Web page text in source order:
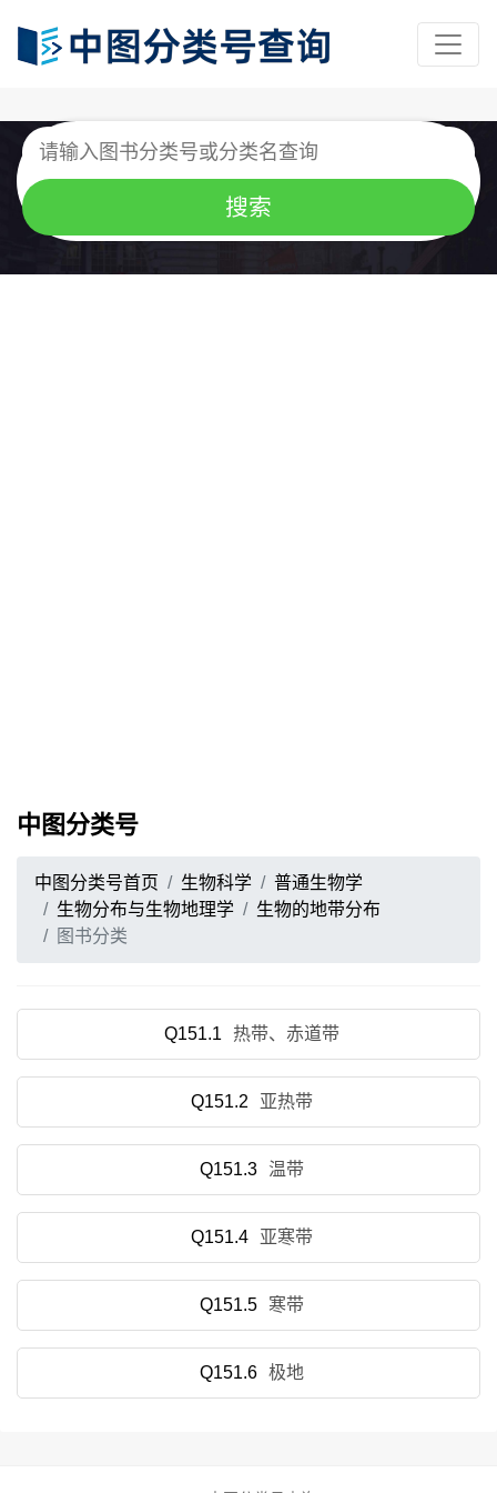
中图分类号
中图分类号首页 生物科学
普通生物学
生物分布与生物地理学
生物的地带分布
图书分类
Q151.1 热带、赤道带
Q151.2 亚热带
Q151.3 温带
Q151.4 亚寒带
Q151.5 寒带
Q151.6 极地